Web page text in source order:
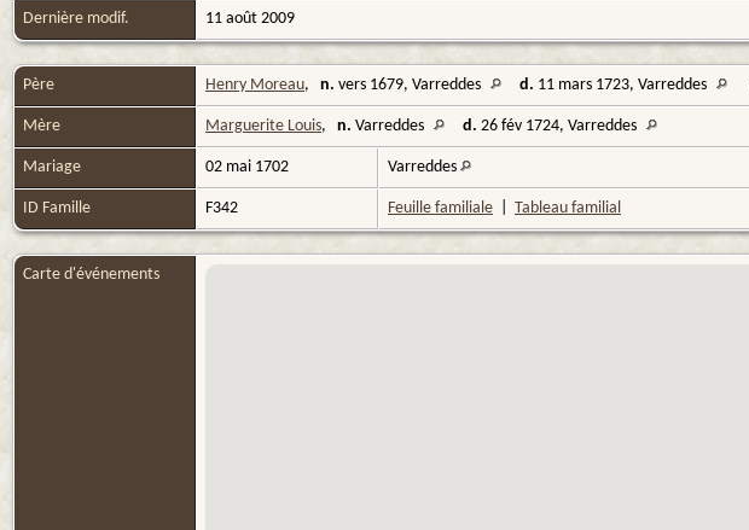
Dernière modif. 11 août 2009
Père Henry Moreau, n. vers 1679, Varreddes d. 11 mars 1723, Varreddes
Mère Marguerite Louis, n. Varreddes d. 26 fév 1724, Varreddes
Mariage 02 mai 1702 Varreddes
ID Famille F342 Feuille familiale Tableau familial
Carte d'événements